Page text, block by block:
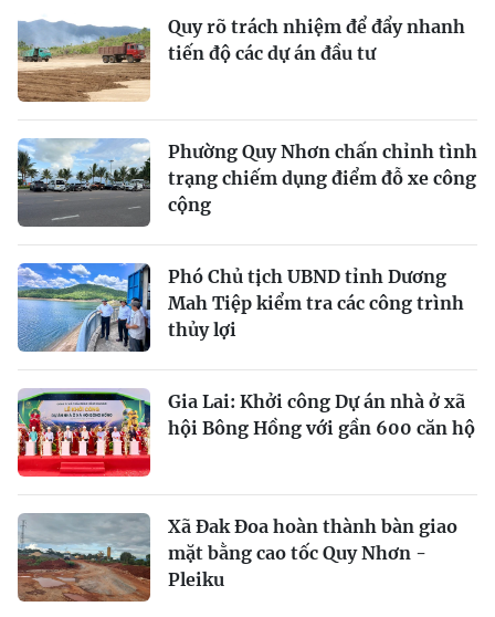
Quy rõ trách nhiệm để đẩy nhanh
tiến độ các dự án đầu tư
Phường Quy Nhơn chấn chỉnh tình
trạng chiếm dụng điểm đỗ xe công
cộng
Phó Chủ tịch UBND tỉnh Dương
Mah Tiệp kiểm tra các công trình
thủy lợi
Gia Lai: Khởi công Dự án nhà ở xã
hội Bông Hồng với gần 600 căn hộ
Xã Đak Đoa hoàn thành bàn giao
mặt bằng cao tốc Quy Nhơn -
Pleiku